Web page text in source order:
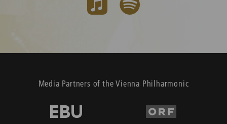
Media Partners of the Vienna Philharmonic